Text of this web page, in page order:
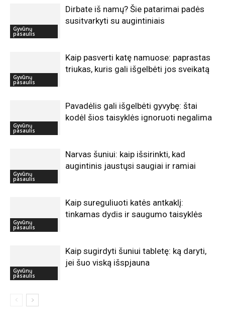
Gyvūnų
pasaulis
Dirbate iš namų? Šie patarimai padės
susitvarkyti su augintiniais
Gyvūnų
pasaulis
Kaip pasverti katę namuose: paprastas
triukas, kuris gali išgelbėti jos sveikatą
Gyvūnų
pasaulis
Pavadėlis gali išgelbėti gyvybę: štai
kodėl šios taisyklės ignoruoti negalima
Gyvūnų
pasaulis
Narvas šuniui: kaip išsirinkti, kad
augintinis jaustųsi saugiai ir ramiai
Gyvūnų
pasaulis
Kaip sureguliuoti katės antkaklį:
tinkamas dydis ir saugumo taisyklės
Gyvūnų
pasaulis
Kaip sugirdyti šuniui tabletę: ką daryti,
jei šuo viską išspjauna